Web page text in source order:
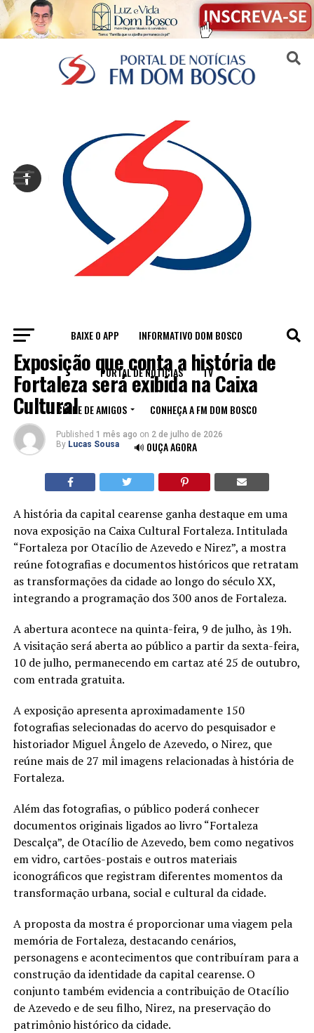
BAIXE O APP INFORMATIVO DOM BOSCO
PORTAL DE NOTÍCIAS TV
CLUBE DE AMIGOS CONHEÇA A FM DOM BOSCO
🔊 OUÇA AGORA
CULTURA
Exposição que conta a história de
Fortaleza será exibida na Caixa
Cultural
Published 1 mês ago on 2 de julho de 2026
By Lucas Sousa
A história da capital cearense ganha destaque em uma
nova exposição na Caixa Cultural Fortaleza. Intitulada
“Fortaleza por Otacílio de Azevedo e Nirez”, a mostra
reúne fotografias e documentos históricos que retratam
as transformações da cidade ao longo do século XX,
integrando a programação dos 300 anos de Fortaleza.
A abertura acontece na quinta-feira, 9 de julho, às 19h.
A visitação será aberta ao público a partir da sexta-feira,
10 de julho, permanecendo em cartaz até 25 de outubro,
com entrada gratuita.
A exposição apresenta aproximadamente 150
fotografias selecionadas do acervo do pesquisador e
historiador Miguel Ângelo de Azevedo, o Nirez, que
reúne mais de 27 mil imagens relacionadas à história de
Fortaleza.
Além das fotografias, o público poderá conhecer
documentos originais ligados ao livro “Fortaleza
Descalça”, de Otacílio de Azevedo, bem como negativos
em vidro, cartões-postais e outros materiais
iconográficos que registram diferentes momentos da
transformação urbana, social e cultural da cidade.
A proposta da mostra é proporcionar uma viagem pela
memória de Fortaleza, destacando cenários,
personagens e acontecimentos que contribuíram para a
construção da identidade da capital cearense. O
conjunto também evidencia a contribuição de Otacílio
de Azevedo e de seu filho, Nirez, na preservação do
patrimônio histórico da cidade.
Sair da versão mobile